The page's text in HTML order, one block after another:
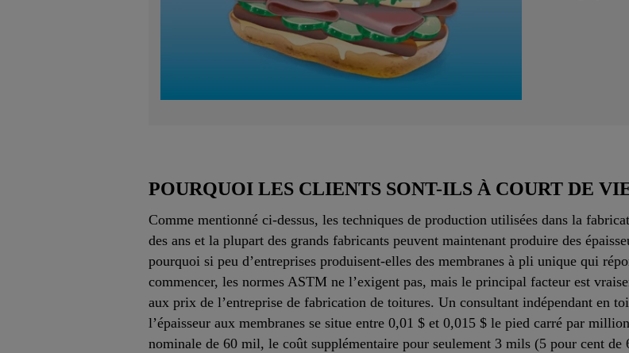
POURQUOI LES CLIENTS SONT-ILS À COURT DE
Comme mentionné ci-dessus, les techniques de production utilisées dans la
des ans et la plupart des grands fabricants peuvent maintenant produire des
pourquoi si peu d’entreprises produisent-elles des membranes à pli unique qui
commencer, les normes ASTM ne l’exigent pas, mais le principal facteur est
aux prix de l’entreprise de fabrication de toitures. Un consultant indépendant en
l’épaisseur aux membranes se situe entre 0,01 $ et 0,015 $ le pied carré par
nominale de 60 mil, le coût supplémentaire pour seulement 3 mils (5 pour cent